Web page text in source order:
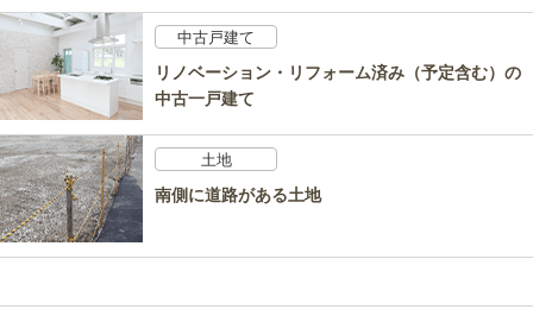
中古戸建て
リノベーション・リフォーム済み（予定含む）の
中古一戸建て
土地
南側に道路がある土地